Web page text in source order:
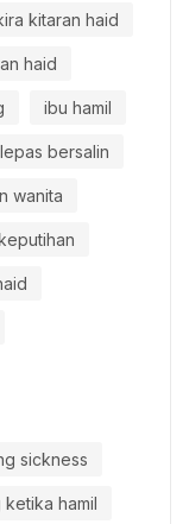
kitaran haid
haid
ibu hamil
bersalin
wanita
sickness
hamil